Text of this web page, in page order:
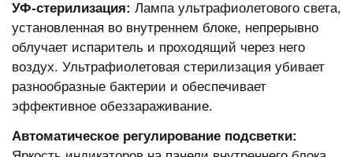
УФ-стерилизация: Лампа ультрафиолетового света,
установленная во внутреннем блоке, непрерывно
облучает испаритель и проходящий через него
воздух. Ультрафиолетовая стерилизация убивает
разнообразные бактерии и обеспечивает
эффективное обеззараживание.
Автоматическое регулирование подсветки: